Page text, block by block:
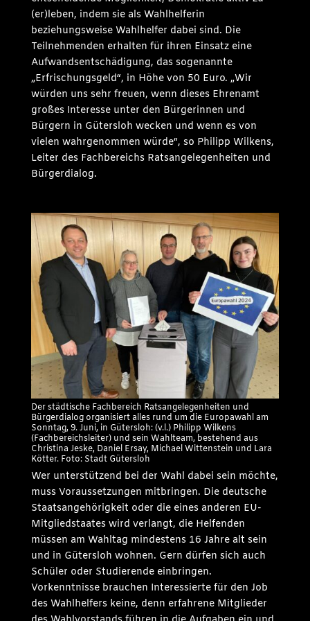
(er)leben, indem sie als Wahlhelferin
beziehungsweise Wahlhelfer dabei sind. Die
Teilnehmenden erhalten für ihren Einsatz eine
Aufwandsentschädigung, das sogenannte
„Erfrischungsgeld“, in Höhe von 50 Euro. „Wir
würden uns sehr freuen, wenn dieses Ehrenamt
großes Interesse unter den Bürgerinnen und
Bürgern in Gütersloh wecken und wenn es von
vielen wahrgenommen würde“, so Philipp Wilkens,
Leiter des Fachbereichs Ratsangelegenheiten und
Bürgerdialog.
Der städtische Fachbereich Ratsangelegenheiten und
Bürgerdialog organisiert alles rund um die Europawahl am
Sonntag, 9. Juni, in Gütersloh: (v.l.) Philipp Wilkens
(Fachbereichsleiter) und sein Wahlteam, bestehend aus
Christina Jeske, Daniel Ersay, Michael Wittenstein und Lara
Kötter. Foto: Stadt Gütersloh
Wer unterstützend bei der Wahl dabei sein möchte,
muss Voraussetzungen mitbringen. Die deutsche
Staatsangehörigkeit oder die eines anderen EU-
Mitgliedstaates wird verlangt, die Helfenden
müssen am Wahltag mindestens 16 Jahre alt sein
und in Gütersloh wohnen. Gern dürfen sich auch
Schüler oder Studierende einbringen.
Vorkenntnisse brauchen Interessierte für den Job
des Wahlhelfers keine, denn erfahrene Mitglieder